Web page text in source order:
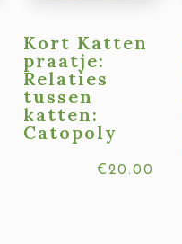
Kort Katten
praatje:
Relaties
tussen
katten:
Catopoly
€ 20.00